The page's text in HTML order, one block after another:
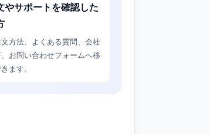
やサポートを確認した
方法、よくある質問、会社
お問い合わせフォームへ移
ます。